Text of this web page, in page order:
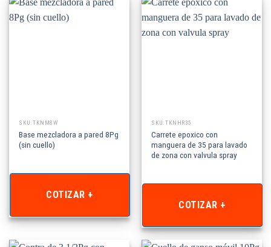
SKU: TKNM8W
Base mezcladora a pared 8Pg
(sin cuello)
COTIZAR +
SKU: TKNHR35
Carrete epoxico con
manguera de 35 para lavado
de zona con valvula spray
COTIZAR +